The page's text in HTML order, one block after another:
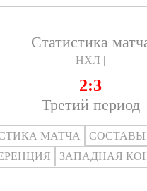
Статистика
НХЛ |
2:3
Третий период
МАТЧА
СОСТАВЫ
ЗАПАДНАЯ